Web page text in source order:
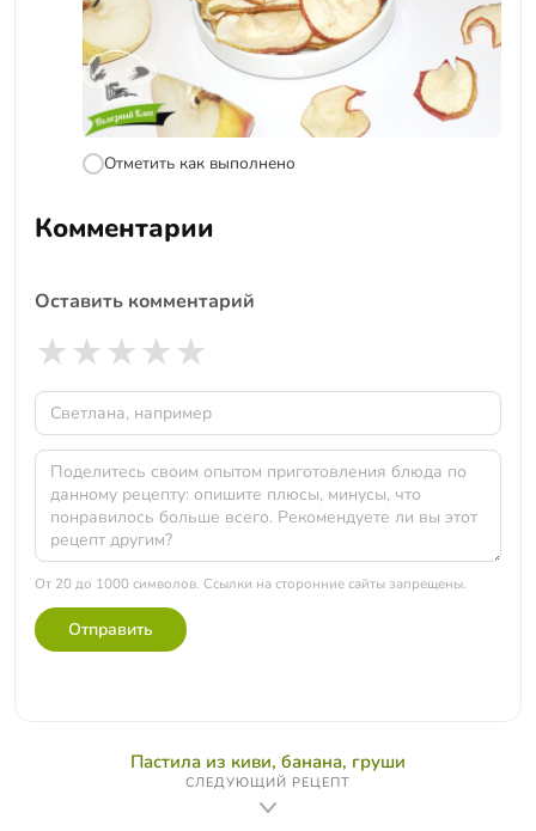
Отметить как выполнено
Комментарии
Оставить комментарий
★★★★★
От 20 до 1000 символов. Ссылки на сторонние сайты запрещены.
Отправить
Пастила из киви, банана, груши
СЛЕДУЮЩИЙ РЕЦЕПТ